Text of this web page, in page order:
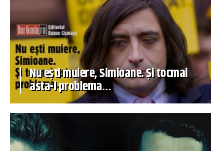
Nu ești muiere, Simioane. Și tocmai
asta-i problema…